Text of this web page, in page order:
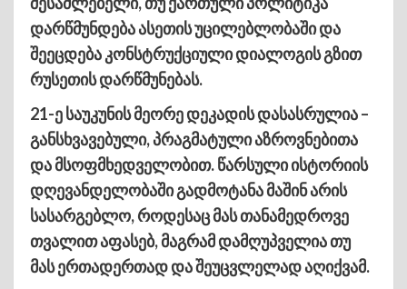
დარწმუნდება ასეთის უცილებლობაში და
შეეცდება კონსტრუქციული დიალოგის გზით
რუსეთის დარწმუნებას.
21-ე საუკუნის მეორე დეკადის დასასრულია –
განსხვავებული, პრაგმატული აზროვნებითა
და მსოფმხედველობით. წარსული ისტორიის
დღევანდელობაში გადმოტანა მაშინ არის
სასარგებლო, როდესაც მას თანამედროვე
თვალით აფასებ, მაგრამ დამღუპველია თუ
მას ერთადერთად და შეუცვლელად აღიქვამ.